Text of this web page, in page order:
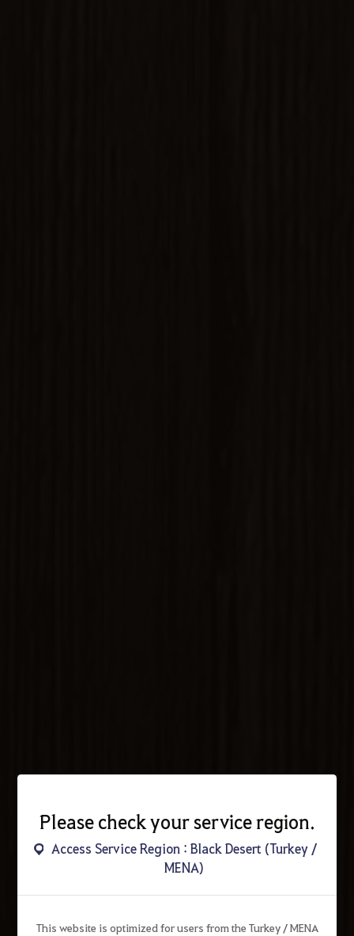
Please check your service region.
Access Service Region : Black Desert (Turkey /
MENA)
This website is optimized for users from the Turkey / MENA